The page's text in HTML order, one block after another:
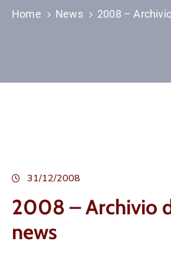
CONTATTI
Home News 2008 –
31/12/2008
2008 – Archivio
news